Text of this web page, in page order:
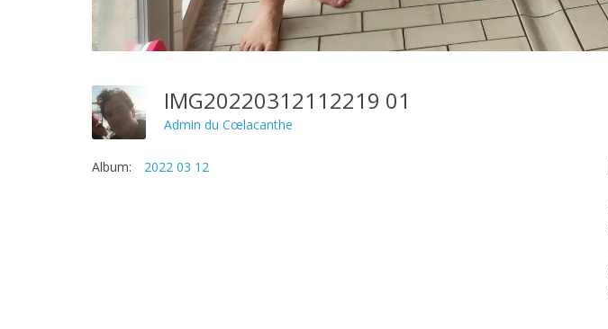
IMG20220312112219 01
Admin du Cœlacanthe
Album: 2022 03 12